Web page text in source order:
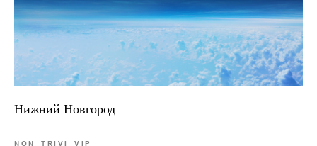
Нижний Новгород
NON_TRIVI_VIP